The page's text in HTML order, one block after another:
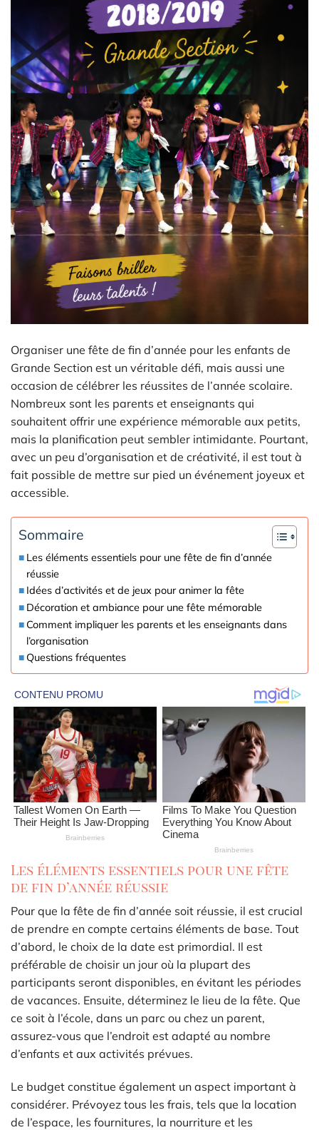
Organiser une fête de fin d’année pour les enfants de
Grande Section est un véritable défi, mais aussi une
occasion de célébrer les réussites de l’année scolaire.
Nombreux sont les parents et enseignants qui
souhaitent offrir une expérience mémorable aux petits,
mais la planification peut sembler intimidante. Pourtant,
avec un peu d’organisation et de créativité, il est tout à
fait possible de mettre sur pied un événement joyeux et
accessible.
Sommaire
Les éléments essentiels pour une fête de fin d’année
réussie
Idées d’activités et de jeux pour animer la fête
Décoration et ambiance pour une fête mémorable
Comment impliquer les parents et les enseignants dans
l’organisation
Questions fréquentes
Les éléments essentiels pour une fête
de fin d’année réussie
Pour que la fête de fin d’année soit réussie, il est crucial
de prendre en compte certains éléments de base. Tout
d’abord, le choix de la date est primordial. Il est
préférable de choisir un jour où la plupart des
participants seront disponibles, en évitant les périodes
de vacances. Ensuite, déterminez le lieu de la fête. Que
ce soit à l’école, dans un parc ou chez un parent,
assurez-vous que l’endroit est adapté au nombre
d’enfants et aux activités prévues.
Le budget constitue également un aspect important à
considérer. Prévoyez tous les frais, tels que la location
de l’espace, les fournitures, la nourriture et les